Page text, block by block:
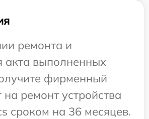
ремонта и
акта выполненных
фирменный
ремонт устройства
сроком на 36 месяцев.